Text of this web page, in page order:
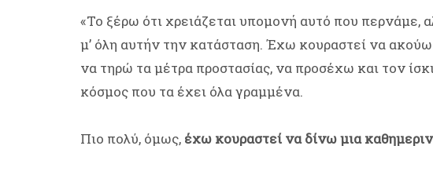
«Το ξέρω ότι χρειάζεται υπομονή αυτό που περνάμε,
μ’ όλη αυτήν την κατάσταση. Έχω κουραστεί να
να τηρώ τα μέτρα προστασίας, να προσέχω και τον
κόσμος που τα έχει όλα γραμμένα.
Πιο πολύ, όμως, έχω κουραστεί να δίνω μια